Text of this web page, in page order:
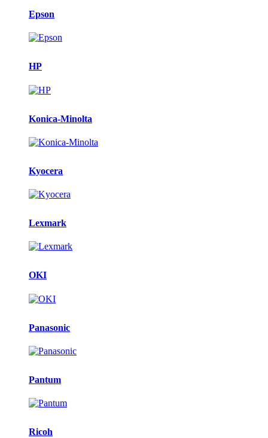
Epson
HP
Konica-Minolta
Kyocera
Lexmark
OKI
Panasonic
Pantum
Ricoh